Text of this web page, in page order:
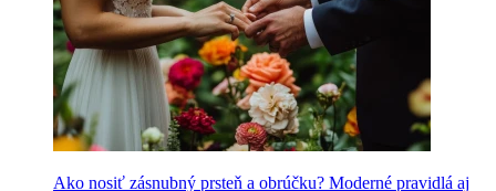
Ako nosiť zásnubný prsteň a obrúčku? Moderné pravidlá aj